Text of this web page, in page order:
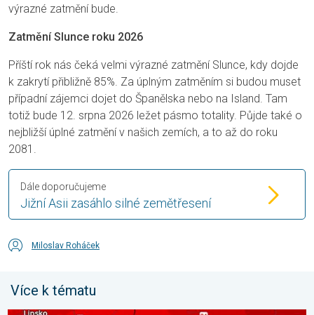
výrazné zatmění bude.
Zatmění Slunce roku 2026
Příští rok nás čeká velmi výrazné zatmění Slunce, kdy dojde
k zakrytí přibližně 85%. Za úplným zatměním si budou muset
případní zájemci dojet do Španělska nebo na Island. Tam
totiž bude 12. srpna 2026 ležet pásmo totality. Půjde také o
nejbližší úplné zatmění v našich zemích, a to až do roku
2081.
Jižní Asii zasáhlo silné zemětřesení
Dále doporučujeme
Miloslav Roháček
Více k tématu